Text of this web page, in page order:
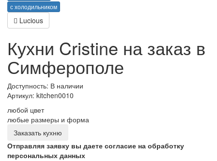
с холодильником
Lucious
Кухни Cristine на заказ в
Симферополе
Доступность: В наличии
Артикул: kitchen0010
любой цвет
любые размеры и форма
Заказать кухню
Отправляя заявку вы даете согласие на обработку
персональных данных